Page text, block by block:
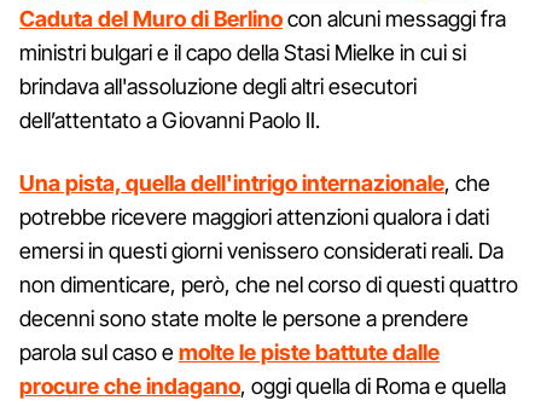
Caduta del Muro di Berlinocon alcuni messaggi fra
ministri bulgari e il capo della Stasi Mielke in cui si
brindava all'assoluzione degli altri esecutori
dell’attentato a Giovanni Paolo II.
Una pista, quella dell'intrigo internazionale, che
potrebbe ricevere maggiori attenzioni qualora i dati
emersi in questi giorni venissero considerati reali. Da
non dimenticare, però, che nel corso di questi quattro
decenni sono state molte le persone a prendere
parola sul caso emolte le piste battute dalle
procure che indagano, oggi quella di Roma e quella